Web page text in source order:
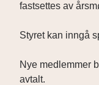
fastsettes av
Styret kan inngå
Nye medlemmer
avtalt.